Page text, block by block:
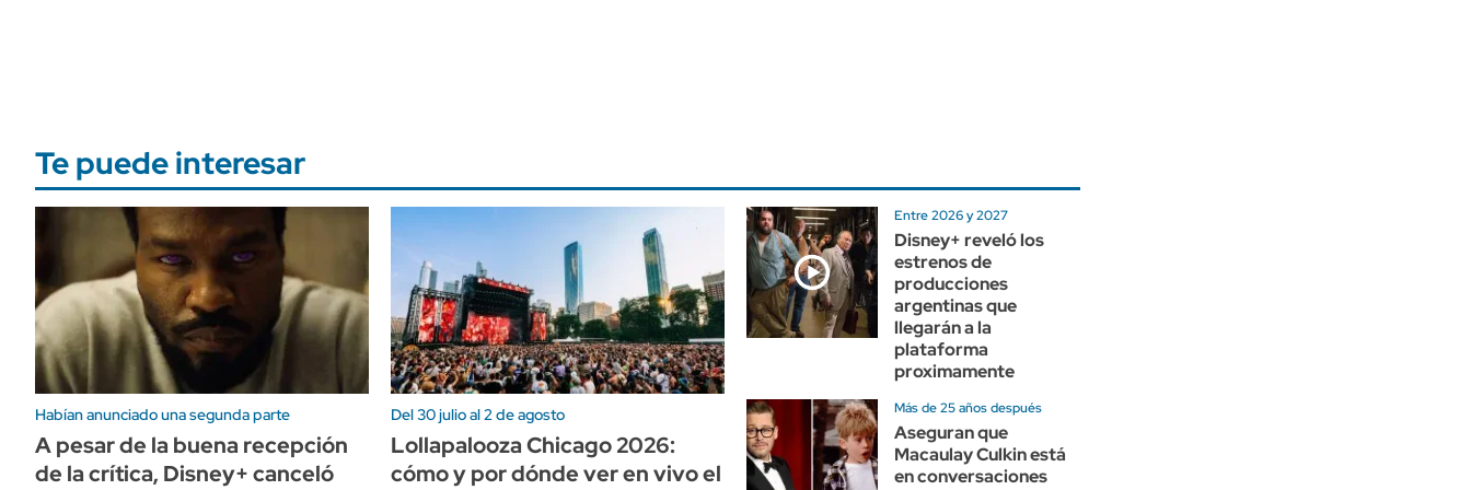
Te puede interesar
Habían anunciado una segunda parte
A pesar de la buena recepción
de la crítica, Disney+ canceló
Del 30 julio al 2 de agosto
Lollapalooza Chicago 2026:
cómo y por dónde ver en vivo el
Entre 2026 y 2027
Disney+ reveló los
estrenos de
producciones
argentinas que
llegarán a la
plataforma
proximamente
Más de 25 años después
Aseguran que
Macaulay Culkin está
en conversaciones